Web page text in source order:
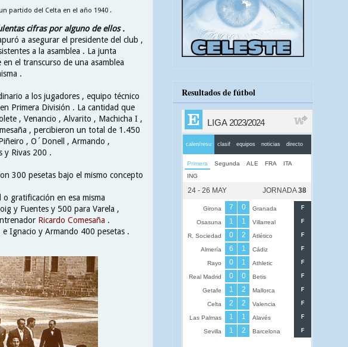
partido del Celta en el año 1940 .
cifras por alguno de ellos .
a asegurar el presidente del club ,
a la asamblea . La junta
el transcurso de una asamblea
.
a los jugadores , equipo técnico
Primera División . La cantidad que
, Venancio , Alvarito , Machicha I ,
, percibieron un total de 1.450
, O´Donell , Armando ,
y Rivas 200 .
300 pesetas bajo el mismo concepto
gratificación en esa misma
y Fuentes y 500 para Varela ,
Ricardo Comesaña .
Ignacio y Armando 400 pesetas .
Resultados de fútbol